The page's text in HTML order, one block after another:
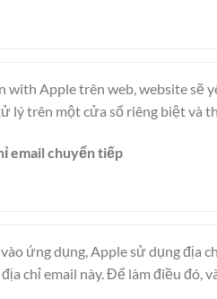
with Apple trên web, website sẽ
lý trên một cửa sổ riêng biệt và
email chuyển tiếp
ứng dụng, Apple sử dụng địa
chỉ email này. Để làm điều đó,